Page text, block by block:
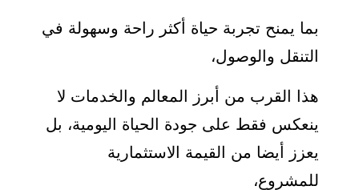
بما يمنح تجربة حياة أكثر راحة وسهولة في
التنقل والوصول،
هذا القرب من أبرز المعالم والخدمات لا
ينعكس فقط على جودة الحياة اليومية، بل
يعزز أيضا من القيمة الاستثمارية
للمشروع،